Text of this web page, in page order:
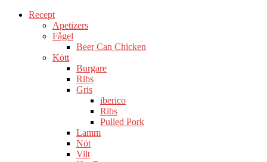
Recept
Apetizers
Fågel
Beer Can Chicken
Kött
Burgare
Ribs
Gris
iberico
Ribs
Pulled Pork
Lamm
Nöt
Vilt